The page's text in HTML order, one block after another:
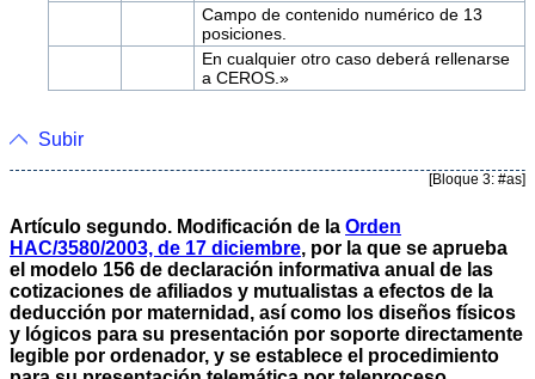
Campo de contenido numérico de 13
posiciones.
En cualquier otro caso deberá rellenarse
a CEROS.»
Subir
[Bloque 3: #as]
Artículo segundo. Modificación de la Orden
HAC/3580/2003, de 17 diciembre, por la que se aprueba
el modelo 156 de declaración informativa anual de las
cotizaciones de afiliados y mutualistas a efectos de la
deducción por maternidad, así como los diseños físicos
y lógicos para su presentación por soporte directamente
legible por ordenador, y se establece el procedimiento